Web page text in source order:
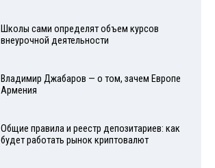
Школы сами определят объем курсов
внеурочной деятельности
Владимир Джабаров — о том, зачем Европе
Армения
Общие правила и реестр депозитариев: как
будет работать рынок криптовалют